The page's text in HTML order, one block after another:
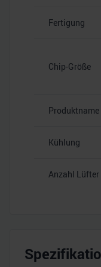
Fertigung
Chip-Größe
Produktname
Kühlung
Anzahl Lüfter